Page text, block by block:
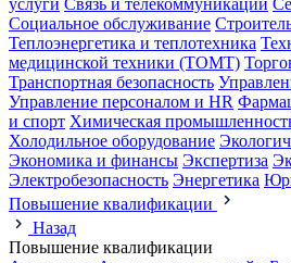
услуги Связь и телекоммуникации
Социальное обслуживание
Теплоэнергетика и теплотехника
медицинской техники (ТОМТ)
Транспортная безопасность
Управление персоналом и HR
и спорт Химическая
Холодильное оборудование
Экономика и финансы Экспертиза
Электробезопасность Энергетика
Повышение квалификации
Назад
Повышение квалификации